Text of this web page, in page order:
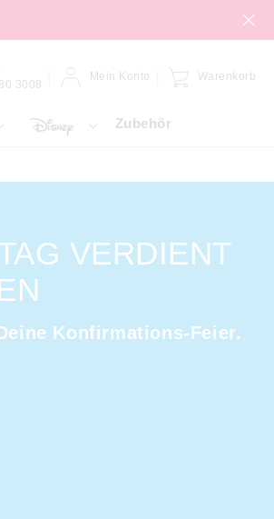
3008
Mein Konto Warenkorb
Zubehör
VERDIENT
Konfirmations-Feier.